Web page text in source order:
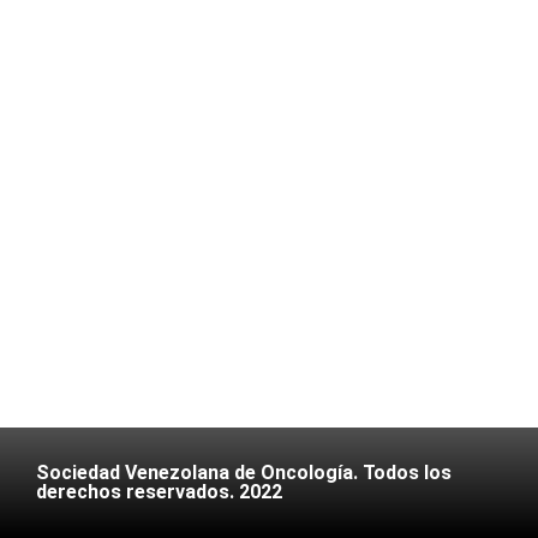
Sociedad Venezolana de Oncología. Todos los
derechos reservados. 2022